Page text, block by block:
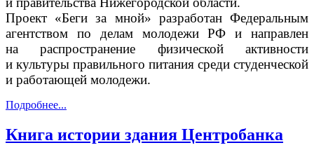
Проект «Беги за мной» разработан Федеральным
агентством по делам молодежи РФ и направлен
на распространение физической активности
и культуры правильного питания среди студенческой
и работающей молодежи.
Подробнее...
Книга истории здания Центробанка